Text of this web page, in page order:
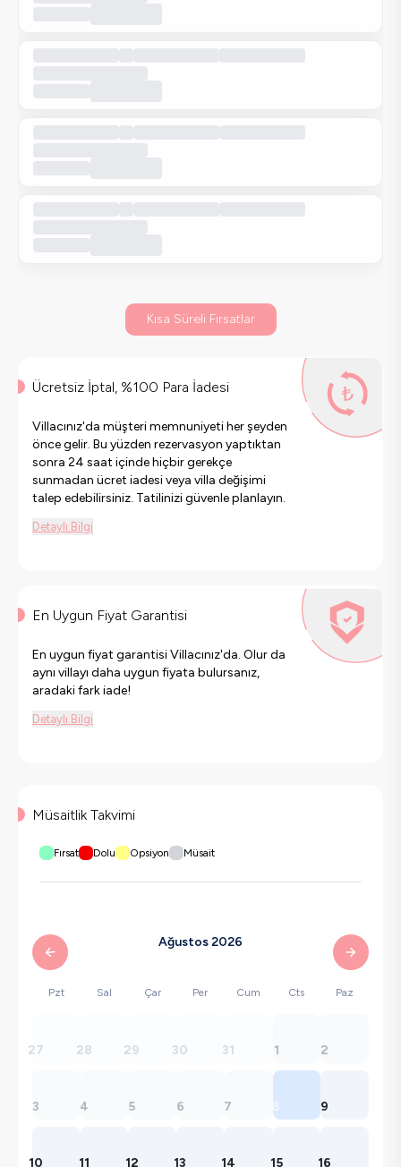
Kısa Süreli Fırsatlar
Ücretsiz İptal, %100 Para İadesi
Villacınız'da müşteri memnuniyeti her şeyden
önce gelir. Bu yüzden rezervasyon yaptıktan
sonra 24 saat içinde hiçbir gerekçe
sunmadan ücret iadesi veya villa değişimi
talep edebilirsiniz. Tatilinizi güvenle planlayın.
Detaylı Bilgi
En Uygun Fiyat Garantisi
En uygun fiyat garantisi Villacınız'da. Olur da
aynı villayı daha uygun fiyata bulursanız,
aradaki fark iade!
Detaylı Bilgi
Müsaitlik Takvimi
Fırsat Dolu Opsiyon Müsait
Ağustos 2026
Pzt Sal Çar Per Cum Cts Paz
27 28 29 30 31 1 2
3 4 5 6 7 8 9
10 11 12 13 14 15 16